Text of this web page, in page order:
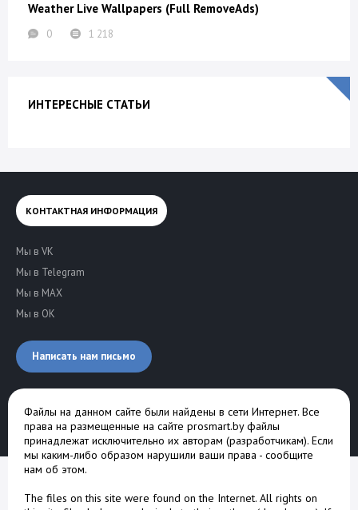
Weather Live Wallpapers (Full RemoveAds)
0 1 218
ИНТЕРЕСНЫЕ СТАТЬИ
КОНТАКТНАЯ ИНФОРМАЦИЯ
Мы в VK
Мы в Telegram
Мы в MAX
Мы в OK
Написать нам письмо
Файлы на данном сайте были найдены в сети Интернет. Все
права на размещенные на сайте prosmart.by файлы
принадлежат исключительно их авторам (разработчикам). Если
мы каким-либо образом нарушили ваши права - сообщите
нам об этом.
The files on this site were found on the Internet. All rights on